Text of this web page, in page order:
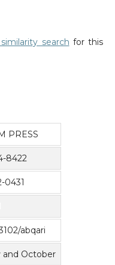
search for this
PRESS
8422
0431
abqari
and October